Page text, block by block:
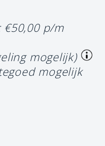
€50,00 p/m
mogelijk)
mogelijk